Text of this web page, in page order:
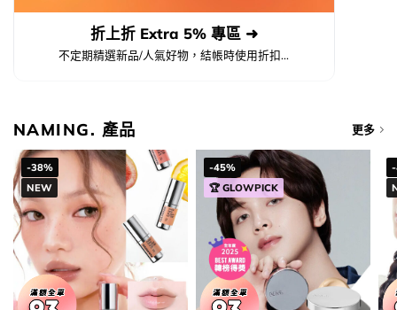
加入購物袋
折上折 Extra 5% 專區 ➜
不定期精選新品/人氣好物，結帳時使用折扣...
NAMING. 產品 更多
-38%
NEW
-45%
🏆 GLOWPICK